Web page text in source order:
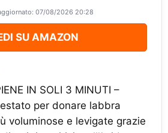
07/08/2026 20:28
SU AMAZON
IN SOLI 3 MINUTI –
per donare labbra
voluminose e levigate grazie